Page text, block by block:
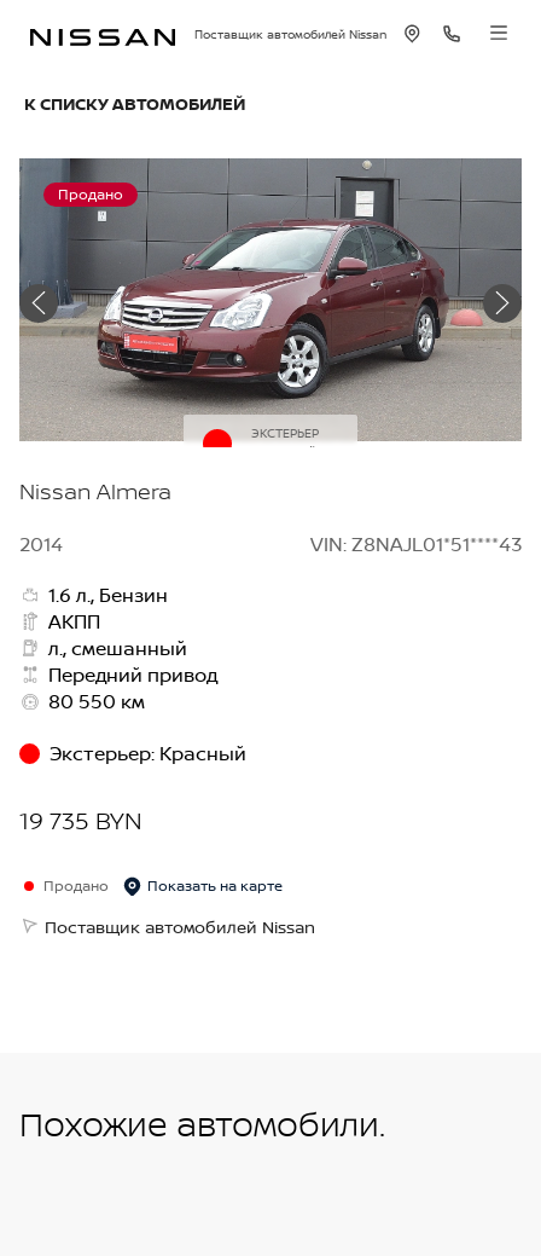
Поставщик автомобилей Nissan
К СПИСКУ АВТОМОБИЛЕЙ
Продано
ЭКСТЕРЬЕР
Красный
Nissan Almera
2014
VIN: Z8NAJL01*51****43
1.6 л., Бензин
АКПП
л., смешанный
Передний привод
80 550 км
Экстерьер: Красный
19 735 BYN
Продано Показать на карте
Поставщик автомобилей Nissan
Похожие автомобили.